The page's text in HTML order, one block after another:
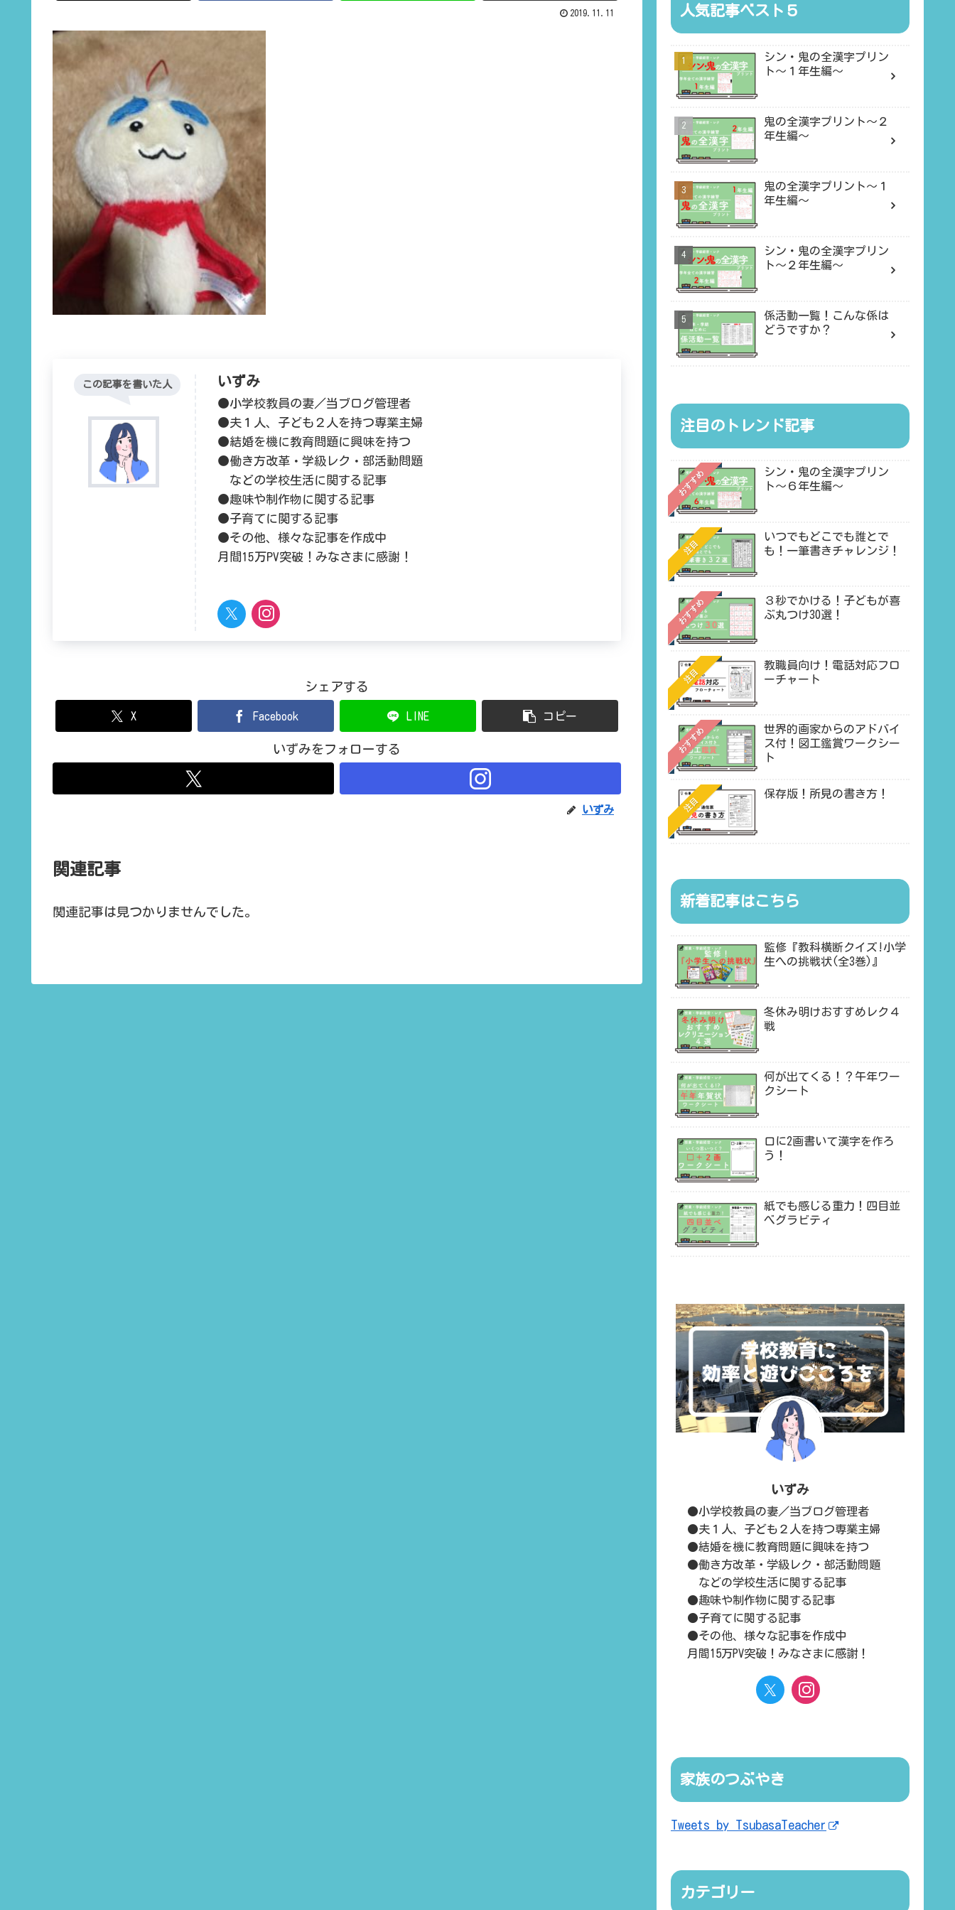
2019.11.11
この記事を書いた人 いずみ
●小学校教員の妻／当ブログ管理者
●夫１人、子ども２人を持つ専業主婦
●結婚を機に教育問題に興味を持つ
●働き方改革・学級レク・部活動問題
などの学校生活に関する記事
●趣味や制作物に関する記事
●子育てに関する記事
●その他、様々な記事を作成中
月間15万PV突破！みなさまに感謝！
シェアする
X Facebook LINE コピー
いずみをフォローする
いずみ
関連記事
関連記事は見つかりませんでした。
人気記事ベスト５
シン・鬼の全漢字プリン
ト〜１年生編〜
鬼の全漢字プリント〜２
年生編〜
鬼の全漢字プリント〜１
年生編〜
シン・鬼の全漢字プリン
ト〜２年生編〜
係活動一覧！こんな係は
どうですか？
注目のトレンド記事
おすすめ
シン・鬼の全漢字プリン
ト〜６年生編〜
注目
いつでもどこでも誰とで
も！一筆書きチャレンジ！
おすすめ
３秒でかける！子どもが喜
ぶ丸つけ30選！
注目
教職員向け！電話対応フロ
ーチャート
おすすめ
世界的画家からのアドバイ
ス付！図工鑑賞ワークシー
ト
注目
保存版！所見の書き方！
新着記事はこちら
監修『教科横断クイズ!小学
生への挑戦状(全3巻)』
冬休み明けおすすめレク４
戦
何が出てくる！？午年ワー
クシート
口に2画書いて漢字を作ろ
う！
紙でも感じる重力！四目並
べグラビティ
いずみ
●小学校教員の妻／当ブログ管理者
●夫１人、子ども２人を持つ専業主婦
●結婚を機に教育問題に興味を持つ
●働き方改革・学級レク・部活動問題
などの学校生活に関する記事
●趣味や制作物に関する記事
●子育てに関する記事
●その他、様々な記事を作成中
月間15万PV突破！みなさまに感謝！
家族のつぶやき
Tweets by TsubasaTeacher
カテゴリー